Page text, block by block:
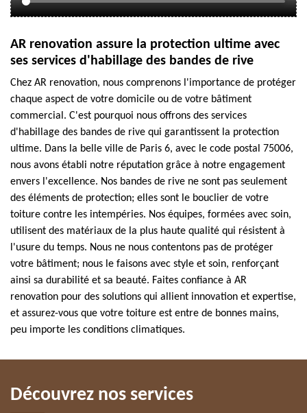
AR renovation assure la protection ultime avec
ses services d'habillage des bandes de rive
Chez AR renovation, nous comprenons l'importance de protéger
chaque aspect de votre domicile ou de votre bâtiment
commercial. C'est pourquoi nous offrons des services
d'habillage des bandes de rive qui garantissent la protection
ultime. Dans la belle ville de Paris 6, avec le code postal 75006,
nous avons établi notre réputation grâce à notre engagement
envers l'excellence. Nos bandes de rive ne sont pas seulement
des éléments de protection; elles sont le bouclier de votre
toiture contre les intempéries. Nos équipes, formées avec soin,
utilisent des matériaux de la plus haute qualité qui résistent à
l'usure du temps. Nous ne nous contentons pas de protéger
votre bâtiment; nous le faisons avec style et soin, renforçant
ainsi sa durabilité et sa beauté. Faites confiance à AR
renovation pour des solutions qui allient innovation et expertise,
et assurez-vous que votre toiture est entre de bonnes mains,
peu importe les conditions climatiques.
Découvrez nos services